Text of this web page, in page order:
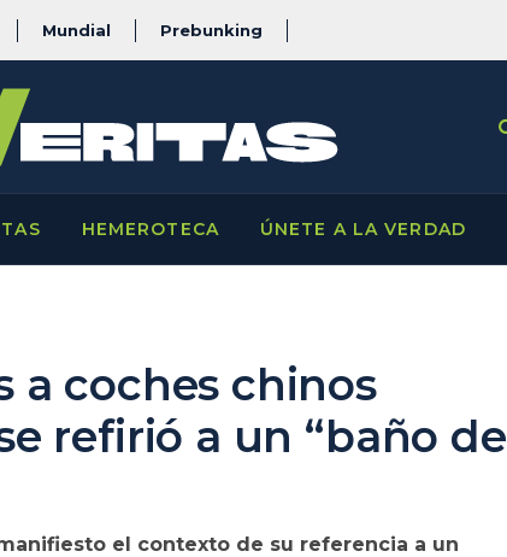
Mundial Prebunking
HEMEROTECA ÚNETE A LA VERDAD
a coches chinos
refirió a un “baño de
el contexto de su referencia a un